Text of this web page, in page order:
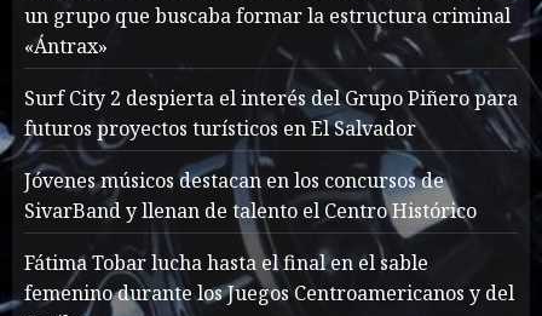
1
Searching for the
forgotten heroes of World
War Two
MAYO 14, 2024 860
What’s Scarier Than the
Sex Talk? Its About Weight
MAYO 14, 2024 862
un grupo que buscaba formar la estructura criminal
«Ántrax»
Surf City 2 despierta el interés del Grupo Piñero para
futuros proyectos turísticos en El Salvador
Jóvenes músicos destacan en los concursos de
SivarBand y llenan de talento el Centro Histórico
Fátima Tobar lucha hasta el final en el sable
femenino durante los Juegos Centroamericanos y del